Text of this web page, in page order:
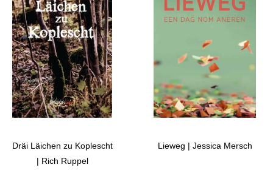
Dräi Läichen zu Koplescht
| Rich Ruppel
Lieweg | Jessica Mersch